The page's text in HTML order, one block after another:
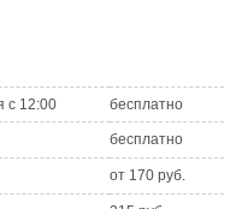
с 12:00 бесплатно
бесплатно
от 170 руб.